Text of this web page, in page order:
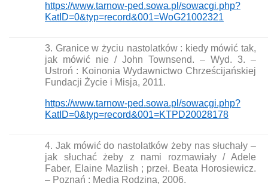
https://www.tarnow-ped.sowa.pl/sowacgi.php?
KatID=0&typ=record&001=WoG21002321
3. Granice w życiu nastolatków : kiedy mówić tak,
jak mówić nie / John Townsend. – Wyd. 3. –
Ustroń : Koinonia Wydawnictwo Chrześcijańskiej
Fundacji Życie i Misja, 2011.
https://www.tarnow-ped.sowa.pl/sowacgi.php?
KatID=0&typ=record&001=KTPD20028178
4. Jak mówić do nastolatków żeby nas słuchały –
jak słuchać żeby z nami rozmawiały / Adele
Faber, Elaine Mazlish ; przeł. Beata Horosiewicz.
– Poznań : Media Rodzina, 2006.